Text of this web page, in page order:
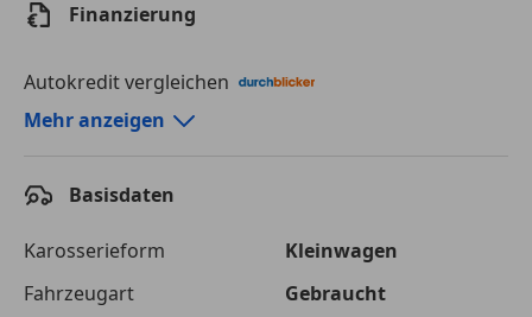
Finanzierung
Autokredit vergleichen
Autokredit-Rechner von durchblicker.at
Laufzeit
120 Monate
Mehr anzeigen
Basisdaten
Karosserieform
Kleinwagen
Fahrzeugart
Gebraucht